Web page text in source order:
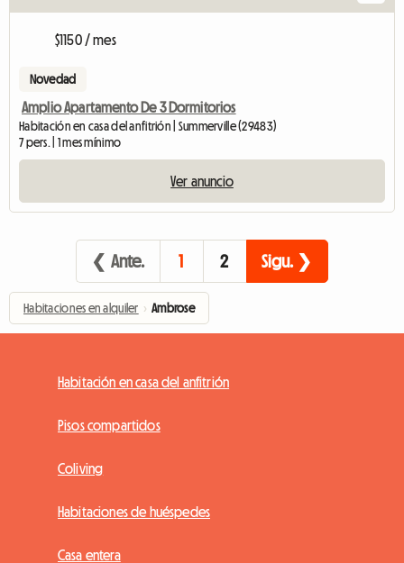
$1150 / mes
Novedad
Amplio Apartamento De 3 Dormitorios
Habitación en casa del anfitrión | Summerville (29483)
7 pers. | 1 mes mínimo
Ver anuncio
❮ Ante. 1 2 Sigu. ❯
Habitaciones en alquiler › Ambrose
Habitación en casa del anfitrión
Pisos compartidos
Coliving
Habitaciones de huéspedes
Casa entera